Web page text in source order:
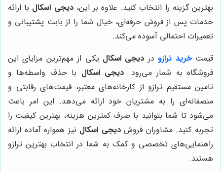
بهترین گزینه را انتخاب کنید. علاوه بر این،دیجی اسکال با ارائه
خدمات پس از فروش حرفه‌ای، خیال شما را از بابت پشتیبانی و
تعمیرات احتمالی آسوده می‌کند.
قیمتخرید ترازودر دیجی اسکال یکی از مهم‌ترین مزایای این
فروشگاه به شمار می‌رود. دیجی اسکال با حذف واسطه‌ها و
تامین مستقیم ترازو از کارخانه‌های معتبر، قیمت‌های رقابتی و
منصفانه‌ای را به مشتریان خود ارائه می‌دهد. این امر باعث
می‌شود تا شما بتوانید با صرف کمترین هزینه، بهترین کیفیت را
تجربه کنید. مشاوران فروشدیجی اسکال نیز همواره آماده ارائه
راهنمایی‌های تخصصی و کمک به شما در انتخاب بهترین ترازو
هستند.